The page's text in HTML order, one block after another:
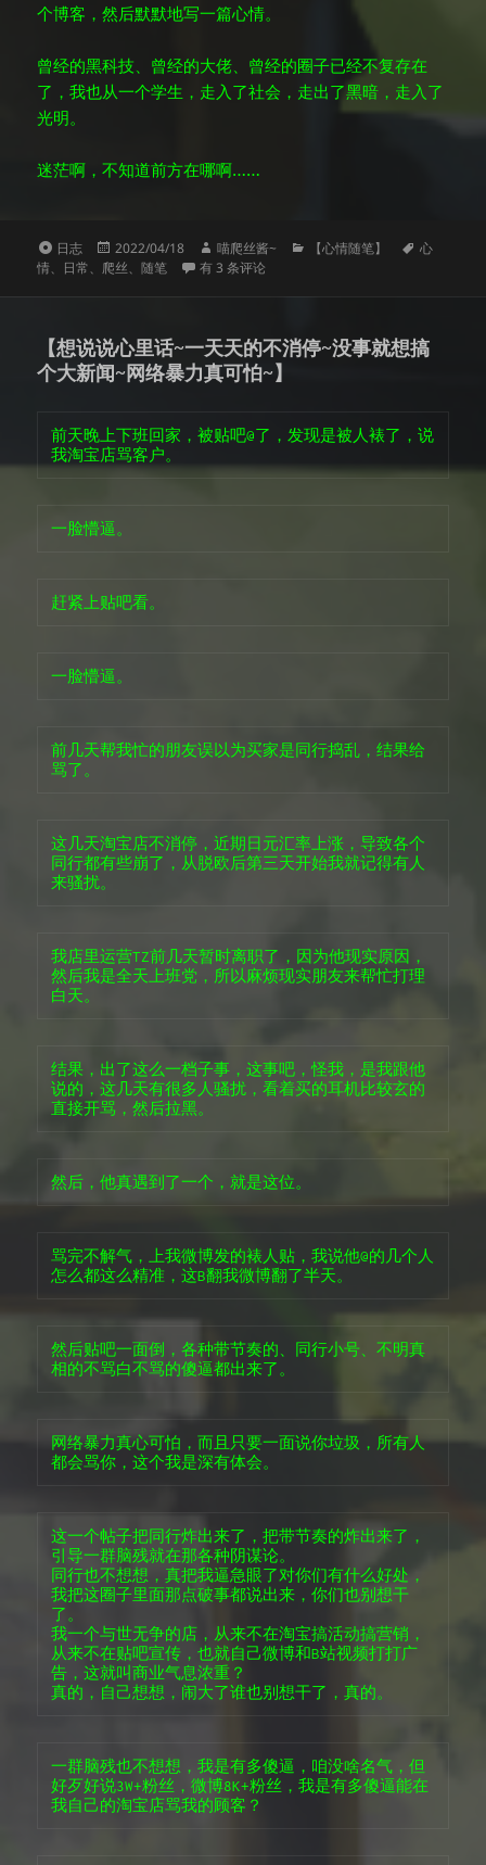
个博客，然后默默地写一篇心情。
曾经的黑科技、曾经的大佬、曾经的圈子已经不复存在
了，我也从一个学生，走入了社会，走出了黑暗，走入了
光明。
迷茫啊，不知道前方在哪啊……
格
式
日志
发
布
2022/04/18
作
者
喵爬丝酱~
分【心情随笔】
标
心
情、 日常、 爬丝、随笔 22年了，我的天啊，这日子过得可真快啊~
有 3 条评论
【想说说心里话~一天天的不消停~没事就想搞
个大新闻~网络暴力真可怕~】
前天晚上下班回家，被贴吧@了，发现是被人裱了，说
我淘宝店骂客户。
一脸懵逼。
赶紧上贴吧看。
一脸懵逼。
前几天帮我忙的朋友误以为买家是同行捣乱，结果给
骂了。
这几天淘宝店不消停，近期日元汇率上涨，导致各个
同行都有些崩了，从脱欧后第三天开始我就记得有人
来骚扰。
我店里运营TZ前几天暂时离职了，因为他现实原因，
然后我是全天上班党，所以麻烦现实朋友来帮忙打理
白天。
结果，出了这么一档子事，这事吧，怪我，是我跟他
说的，这几天有很多人骚扰，看着买的耳机比较玄的
直接开骂，然后拉黑。
然后，他真遇到了一个，就是这位。
骂完不解气，上我微博发的裱人贴，我说他@的几个人
怎么都这么精准，这B翻我微博翻了半天。
然后贴吧一面倒，各种带节奏的、同行小号、不明真
相的不骂白不骂的傻逼都出来了。
网络暴力真心可怕，而且只要一面说你垃圾，所有人
都会骂你，这个我是深有体会。
这一个帖子把同行炸出来了，把带节奏的炸出来了，
引导一群脑残就在那各种阴谋论。
同行也不想想，真把我逼急眼了对你们有什么好处，
我把这圈子里面那点破事都说出来，你们也别想干
了。
我一个与世无争的店，从来不在淘宝搞活动搞营销，
从来不在贴吧宣传，也就自己微博和B站视频打打广
告，这就叫商业气息浓重？
真的，自己想想，闹大了谁也别想干了，真的。
一群脑残也不想想，我是有多傻逼，咱没啥名气，但
好歹好说3W+粉丝，微博8K+粉丝，我是有多傻逼能在
我自己的淘宝店骂我的顾客？